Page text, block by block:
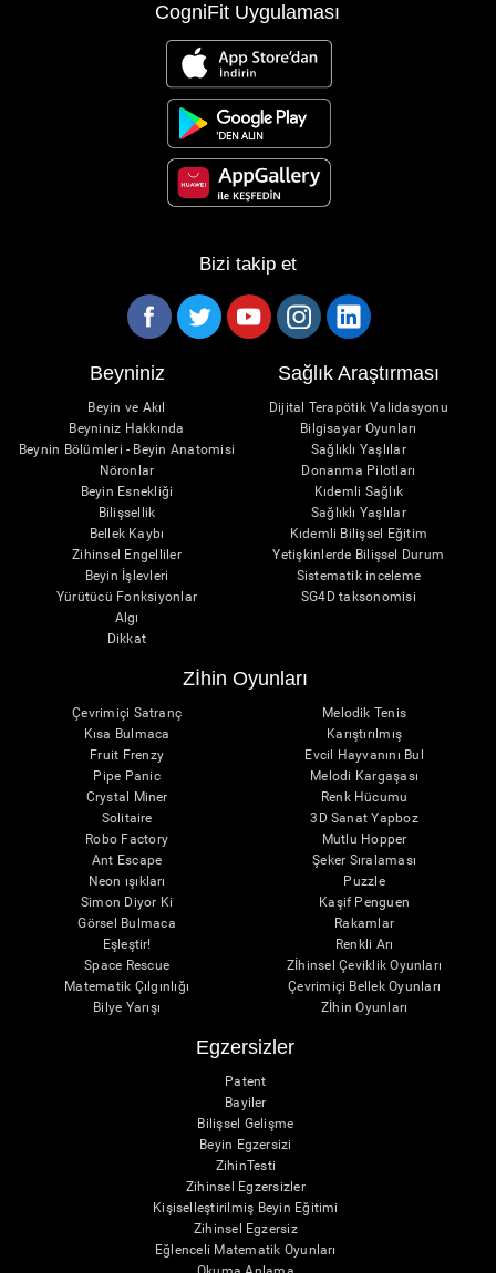
CogniFit Uygulaması
Bizi takip et
Beyniniz
Beyin ve Akıl
Beyniniz Hakkında
Beynin Bölümleri - Beyin Anatomisi
Nöronlar
Beyin Esnekliği
Bilişsellik
Bellek Kaybı
Zihinsel Engelliler
Beyin İşlevleri
Yürütücü Fonksiyonlar
Algı
Dikkat
Sağlık Araştırması
Dijital Terapötik Validasyonu
Bilgisayar Oyunları
Sağlıklı Yaşlılar
Donanma Pilotları
Kıdemli Sağlık
Sağlıklı Yaşlılar
Kıdemli Bilişsel Eğitim
Yetişkinlerde Bilişsel Durum
Sistematik inceleme
SG4D taksonomisi
Zİhin Oyunları
Çevrimiçi Satranç
Kısa Bulmaca
Fruit Frenzy
Pipe Panic
Crystal Miner
Solitaire
Robo Factory
Ant Escape
Neon ışıkları
Simon Diyor Ki
Görsel Bulmaca
Eşleştir!
Space Rescue
Matematik Çılgınlığı
Bilye Yarışı
Melodik Tenis
Karıştırılmış
Evcil Hayvanını Bul
Melodi Kargaşası
Renk Hücumu
3D Sanat Yapboz
Mutlu Hopper
Şeker Sıralaması
Puzzle
Kaşif Penguen
Rakamlar
Renkli Arı
Zİhinsel Çeviklik Oyunları
Çevrimiçi Bellek Oyunları
Zİhin Oyunları
Egzersizler
Patent
Bayiler
Bilişsel Gelişme
Beyin Egzersizi
ZihinTesti
Zihinsel Egzersizler
Kişiselleştirilmiş Beyin Eğitimi
Zihinsel Egzersiz
Eğlenceli Matematik Oyunları